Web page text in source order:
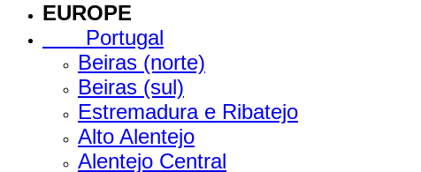
EUROPE
Portugal
Beiras (norte)
Beiras (sul)
Estremadura e Ribatejo
Alto Alentejo
Alentejo Central